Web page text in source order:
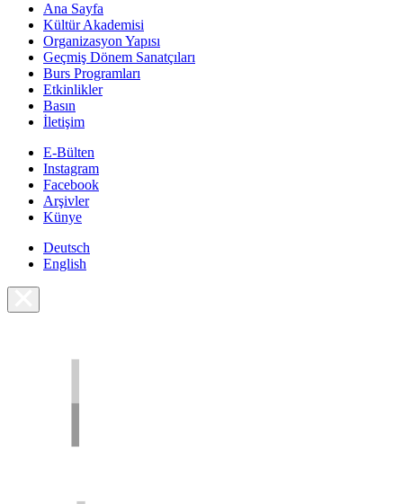
Ana Sayfa
Kültür Akademisi
Organizasyon Yapısı
Geçmiş Dönem Sanatçıları
Burs Programları
Etkinlikler
Basın
İletişim
E-Bülten
Instagram
Facebook
Arşivler
Künye
Deutsch
English